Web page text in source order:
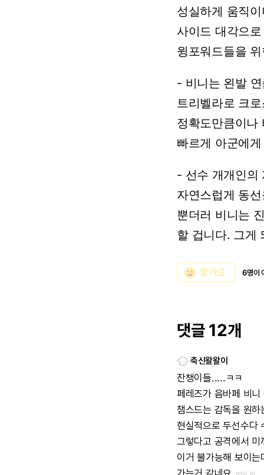
성실하게 움직
사이드 대각으로
윙포워드들을
- 비니는 왼발
트리벨라로 크
정확도만큼이나
빠르게 아군에게
- 선수 개개인의
자연스럽게 동
뿐더러 비니는
할 겁니다. 그게
emoji_emotions 좋아요 6명이
댓글 12개
축신왈왈이
잔챙이들.....ㅋㅋ
페레즈가 음바페 비니
챔스드는 감독을 원하
현실적으로두선수다
그렇다고 공격에서 미
이거불가능해 보이는